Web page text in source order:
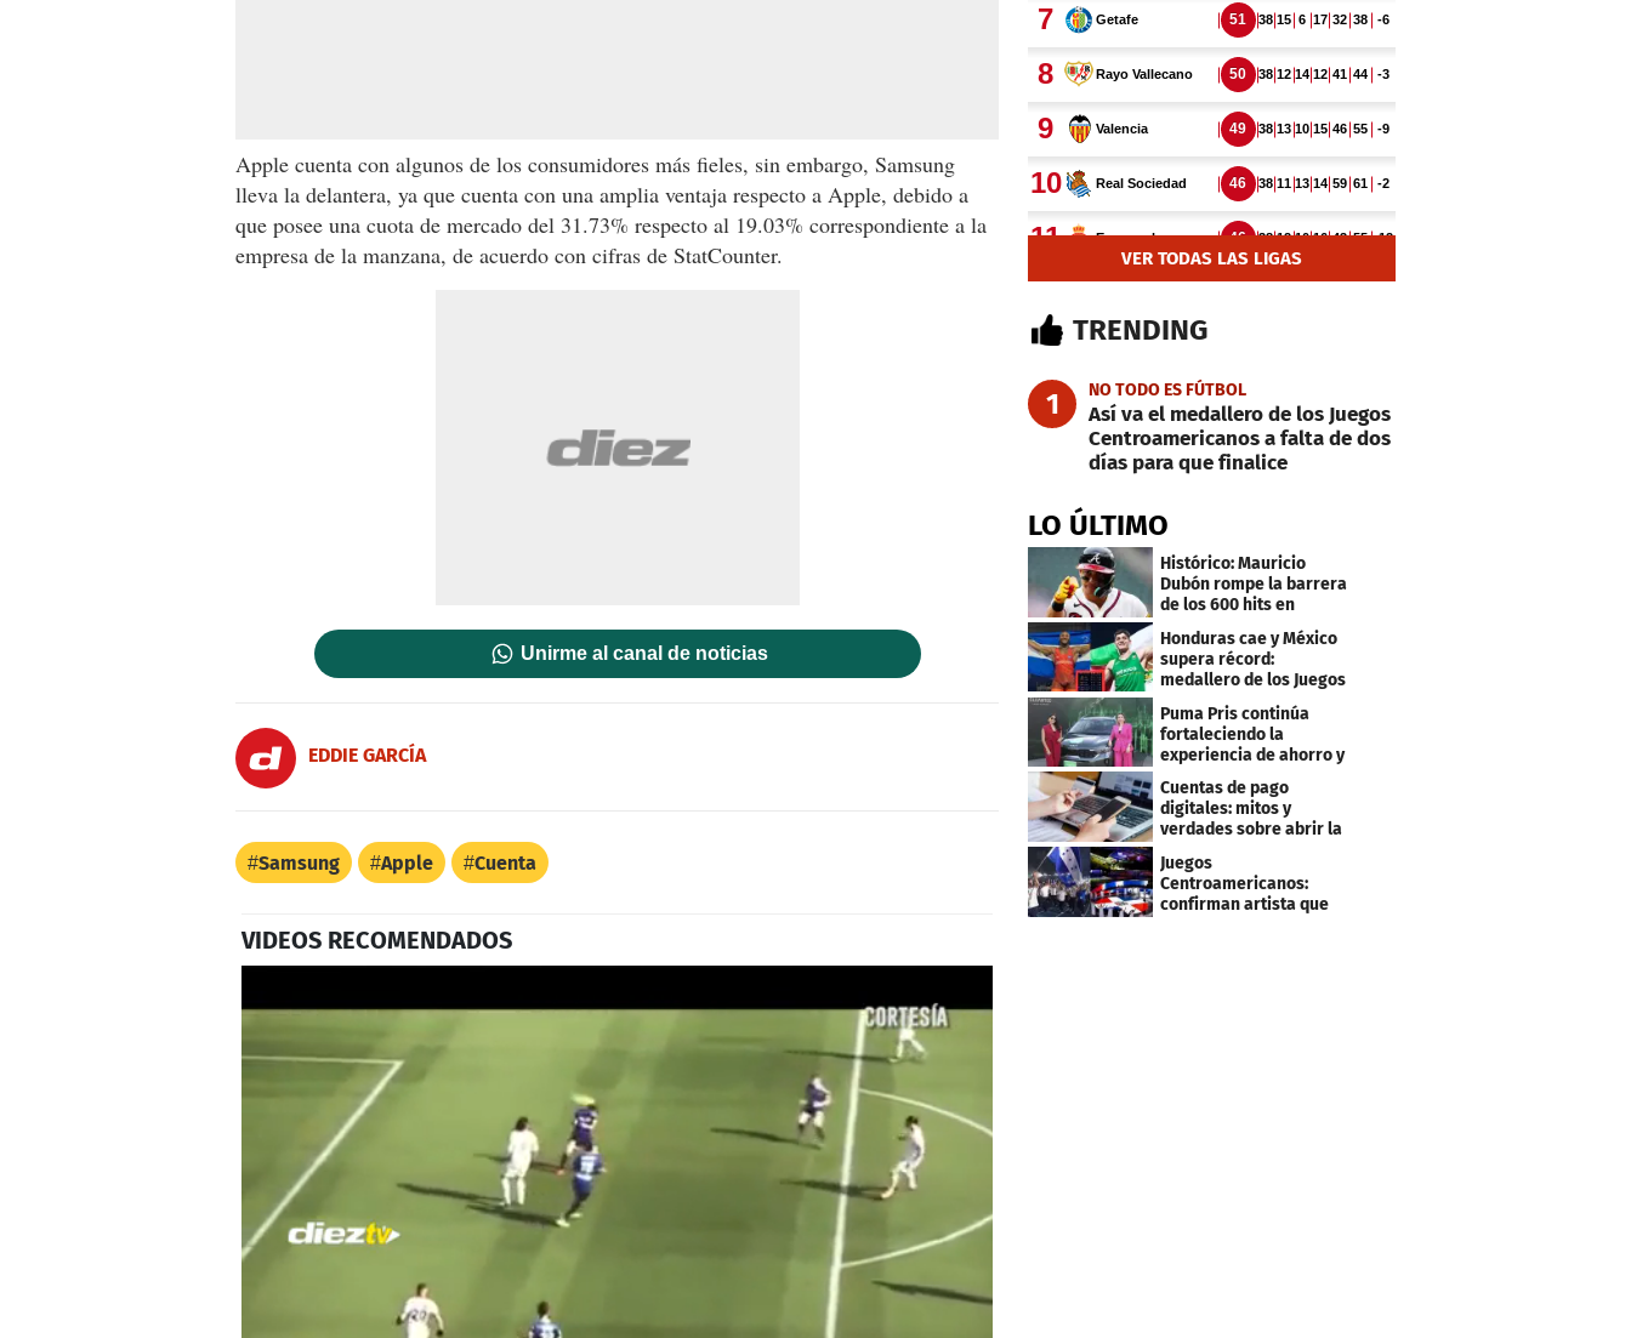
Apple cuenta con algunos de los consumidores más fieles, sin embargo, Samsung
lleva la delantera, ya que cuenta con una amplia ventaja respecto a Apple, debido a
que posee una cuota de mercado del 31.73% respecto al 19.03% correspondiente a la
empresa de la manzana, de acuerdo con cifras de StatCounter.
Unirme al canal de noticias
EDDIE GARCÍA
Samsung Apple Cuenta
VIDEOS RECOMENDADOS
VER TODAS LAS LIGAS
TRENDING
1 NO TODO ES FÚTBOL
Así va el medallero de los Juegos
Centroamericanos a falta de dos
días para que finalice
LO ÚLTIMO
Histórico: Mauricio
Dubón rompe la barrera
de los 600 hits en
Honduras cae y México
supera récord:
medallero de los Juegos
Centroamericanos
Puma Pris continúa
fortaleciendo la
experiencia de ahorro y
beneficios para sus
clientes
Cuentas de pago
digitales: mitos y
verdades sobre abrir la
Juegos
Centroamericanos:
confirman artista que